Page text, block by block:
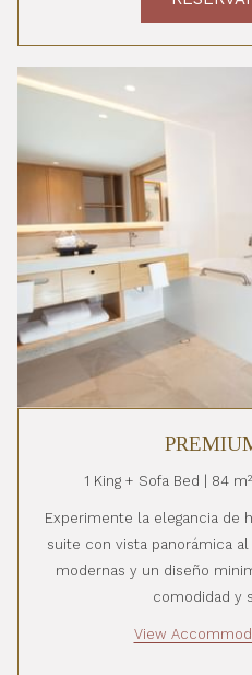
1 King + Sofa Bed | 84
Experimente la elegancia de
suite con vista panorámica
modernas y un diseño
comodidad y
View